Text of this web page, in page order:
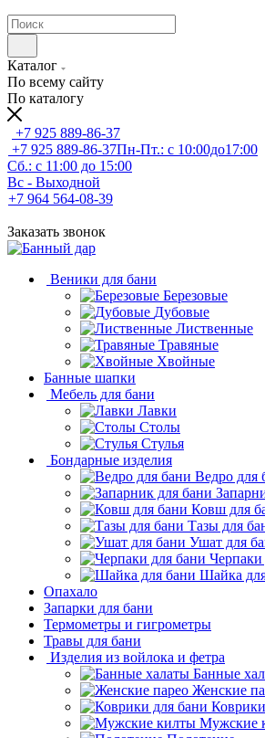
Каталог
По всему сайту
По каталогу
+7 925 889-86-37
+7 925 889-86-37Пн-Пт.: с 10:00до17:00
Сб.: с 11:00 до 15:00
Вс - Выходной
+7 964 564-08-39
Заказать звонок
Веники для бани
Березовые
Дубовые
Лиственные
Травяные
Хвойные
Банные шапки
Мебель для бани
Лавки
Столы
Стулья
Бондарные изделия
Ведро для
Ковш для
Тазы для
Ушат для
Черпаки
Шайка
Опахало
Запарки для бани
Термометры и гигрометры
Травы для бани
Изделия из войлока и фетра
Банные
Женские
Мужские